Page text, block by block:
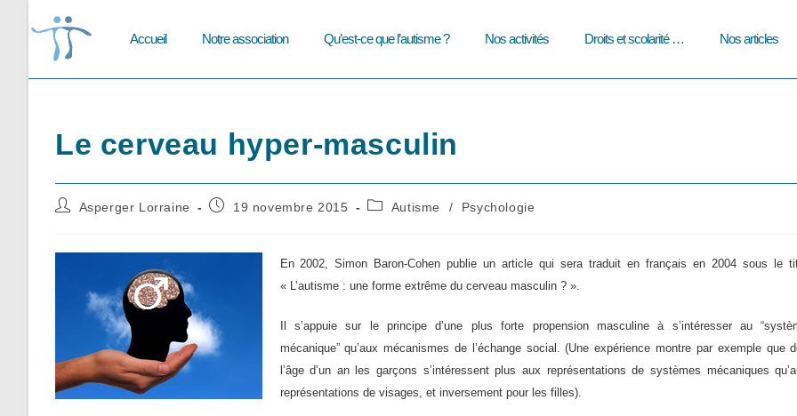
Accueil Notre association Qu’est-ce que l’autisme ? Nos activités Droits et scolarité … Nos articles
Le cerveau hyper-masculin
Auteur/autrice
publication :
Asperger Lorraine
Publication
19 novembre 2015
PostAutisme / Psychologie
En 2002, Simon Baron-Cohen publie un article qui sera traduit en français en 2004 sous le
« L’autisme : une forme extrême du cerveau masculin ? ».
Il s’appuie sur le principe d’une plus forte propension masculine à s’intéresser au
mécanique” qu’aux mécanismes de l’échange social. (Une expérience montre par exemple que
l’âge d’un an les garçons s’intéressent plus aux représentations de systèmes mécaniques
représentations de visages, et inversement pour les filles).